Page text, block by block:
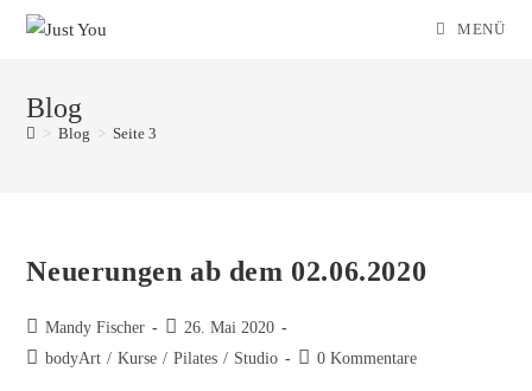
Zum
MENÜ
Blog
> Blog > Seite 3
Neuerungen ab dem 02.06.2020
Beitrags-
Autor:
Mandy Fischer
Beitrag
veröffentlicht:
26. Mai 2020
Beitrags-
bodyArt / Kurse / Pilates / Studio
Beitrags-
0 Kommentare